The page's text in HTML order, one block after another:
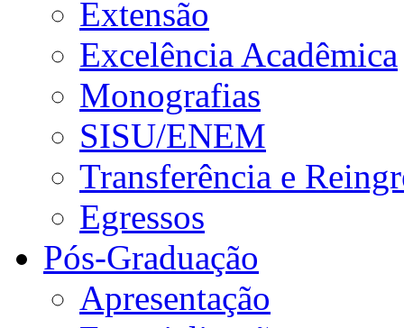
Extensão
Excelência Acadêmica
Monografias
SISU/ENEM
Transferência e
Egressos
Pós-Graduação
Apresentação